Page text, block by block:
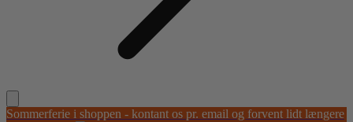
Sommerferie i shoppen - kontant os pr. email og forvent lidt længere